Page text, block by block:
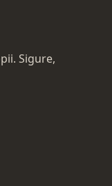
Sigure,